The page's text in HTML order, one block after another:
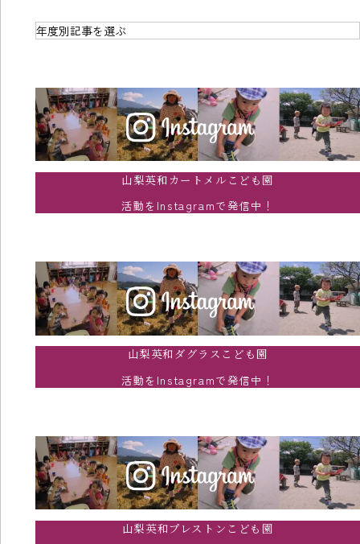
山梨英和カートメルこども園
活動をInstagramで発信中！
山梨英和ダグラスこども園
活動をInstagramで発信中！
山梨英和プレストンこども園